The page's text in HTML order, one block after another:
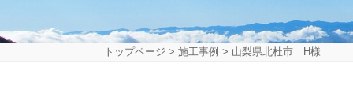
トップページ > 施工事例 > 山梨県北杜市 H様